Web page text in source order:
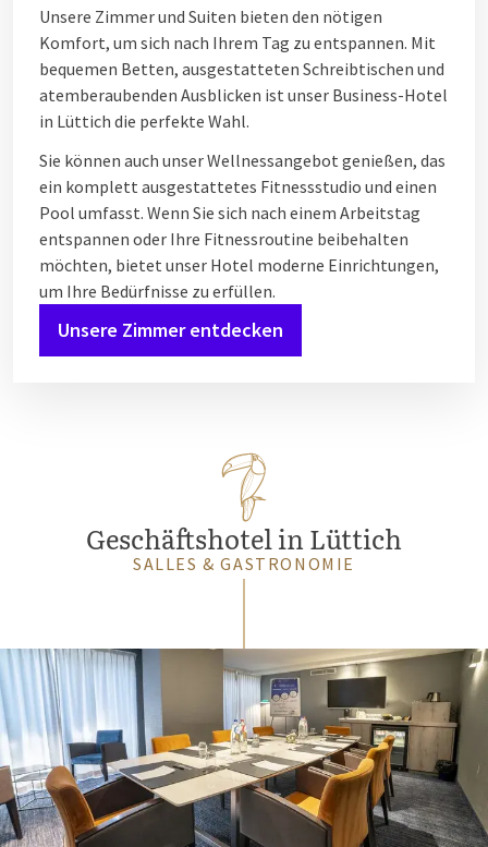
Unsere Zimmer und Suiten bieten den nötigen
Komfort, um sich nach Ihrem Tag zu entspannen. Mit
bequemen Betten, ausgestatteten Schreibtischen und
atemberaubenden Ausblicken ist unser Business-Hotel
in Lüttich die perfekte Wahl.
Sie können auch unser Wellnessangebot genießen, das
ein komplett ausgestattetes Fitnessstudio und einen
Pool umfasst. Wenn Sie sich nach einem Arbeitstag
entspannen oder Ihre Fitnessroutine beibehalten
möchten, bietet unser Hotel moderne Einrichtungen,
um Ihre Bedürfnisse zu erfüllen.
Unsere Zimmer entdecken
Geschäftshotel in Lüttich
SALLES & GASTRONOMIE